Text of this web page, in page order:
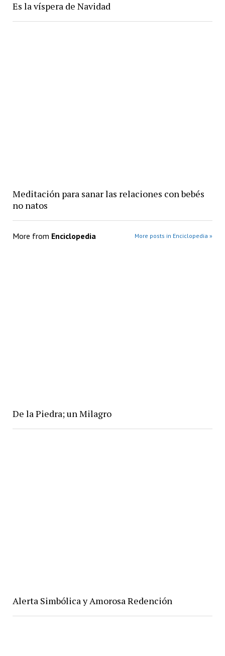
Es la víspera de Navidad
Meditación para sanar las relaciones con bebés
no natos
More from Enciclopedia More posts in Enciclopedia »
De la Piedra; un Milagro
Alerta Simbólica y Amorosa Redención